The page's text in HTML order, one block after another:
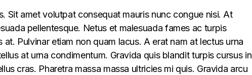
Sit amet volutpat consequat mauris nunc congue nisi. At
pellentesque. Netus et malesuada fames ac turpis
Pulvinar etiam non quam lacus. A erat nam at lectus urna
at urna condimentum. Gravida quis blandit turpis cursus in
cras. Pharetra massa massa ultricies mi quis. Gravida arcu